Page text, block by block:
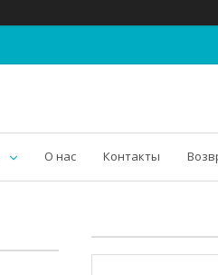
О нас Контакты